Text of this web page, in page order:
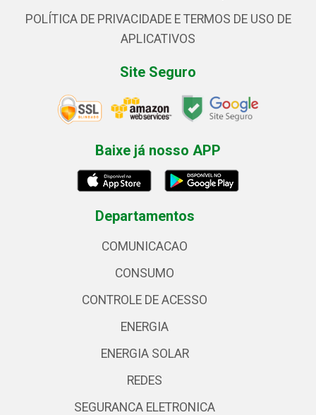
POLÍTICA DE PRIVACIDADE E TERMOS DE USO DE
APLICATIVOS
Site Seguro
Baixe já nosso APP
Departamentos
COMUNICACAO
CONSUMO
CONTROLE DE ACESSO
ENERGIA
ENERGIA SOLAR
REDES
SEGURANCA ELETRONICA